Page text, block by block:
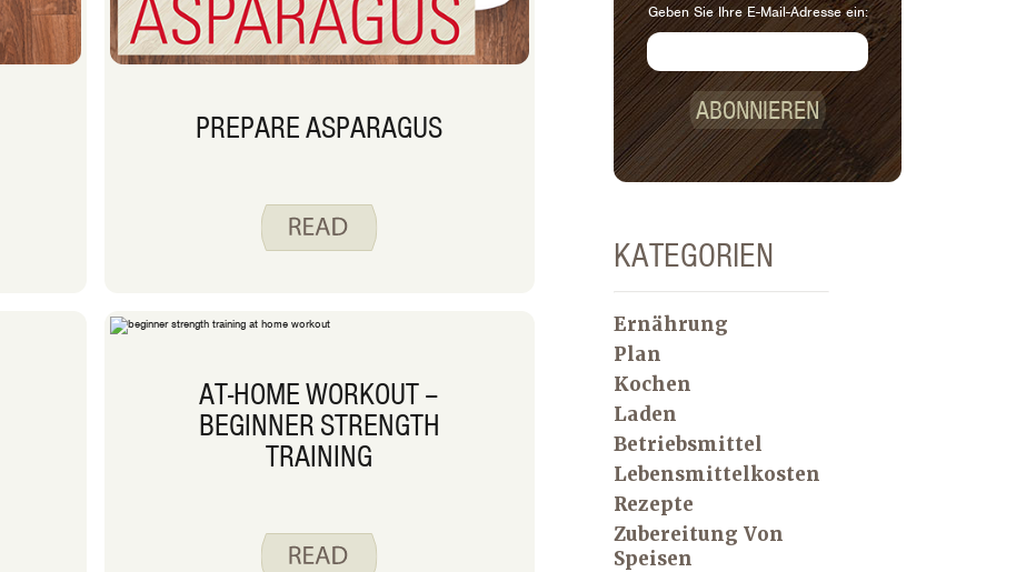
PREPARE ASPARAGUS
AT-HOME WORKOUT –
BEGINNER STRENGTH
TRAINING
Geben Sie Ihre E-Mail-Adresse ein:
ABONNIEREN
KATEGORIEN
Ernährung
Plan
Kochen
Laden
Betriebsmittel
Lebensmittelkosten
Rezepte
Zubereitung Von
Speisen